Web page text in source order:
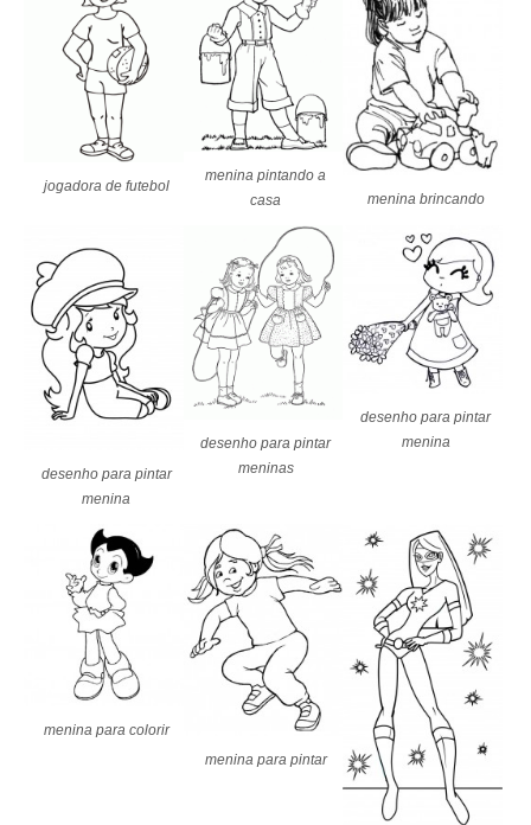
jogadora de futebol
menina pintando a
casa
menina brincando
desenho para pintar
menina
desenho para pintar
meninas
desenho para pintar
menina
menina para colorir
menina para pintar